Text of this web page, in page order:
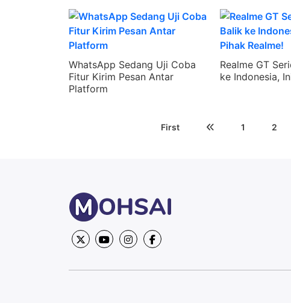
WhatsApp Sedang Uji Coba
Fitur Kirim Pesan Antar
Platform
Realme GT
ke Indonesia,
First 1 2